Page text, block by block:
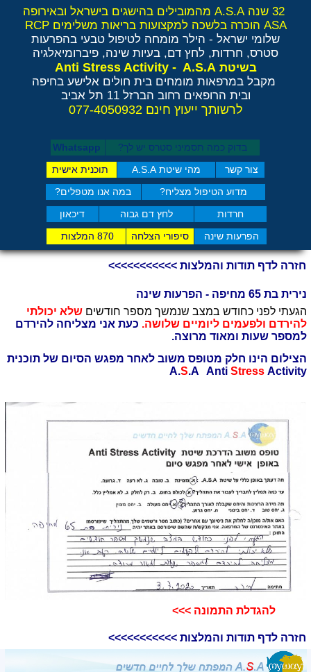
צור קשר מהי שיטת A.S.A תוכנית אישית
חרדות לחץ דם גבוה דיכאון
מדוע הטיפול מצליח? במה אנו מטפלים?
הפרעות שינה סיפורי הצלחה 870 המלצות
בדוק כמה תסמיני סט​רס יש לך? Whatsapp
32 שנה A.S.A מהמובילים בהישגים בישראל ובאירופה
ASA הוכרה בלשכה למקצועות בריאות משלימים RCP
שלומי ישראל - הילר מומחה לטיפול טבעי בהפרעות
סטרס, חרדות, לחץ דם, בעיות שינה, פיברומיאלגיה
בשיטת Anti Stress Activity - A.S.A
מקבל במרפאות מומחים בית חולים אלישע בחיפה
ובית הרופאים רחוב הברזל 11 תל אביב
לרשותך ייעוץ חינם 077-4050932
נירית בת 65 מחיפה - הפרעות שינה
הגעתי לפני כחודש במצב שנמשך מספר חודשיםשלא יכולתי
להירדם ולפעמים ליומיים שלושה. כעת אני מצליחה להירדם
למספר שעות ומאוד מרוצה.
הצילום הינו חלק מטופס משוב לאחר מפגש הסיום של תוכנית
A.S.A Anti StressActivity
חזרה לדף תודות והמלצות >>>>>>>>>>>
חזרה לדף תודות והמלצות >>>>>>>>>>>
להגדלת התמונה >>>​